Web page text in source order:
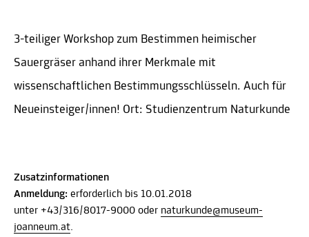
3-teiliger Workshop zum Bestimmen heimischer
Sauergräser anhand ihrer Merkmale mit
wissenschaftlichen Bestimmungsschlüsseln. Auch für
Neueinsteiger/innen! Ort: Studienzentrum Naturkunde
Zusatzinformationen
Anmeldung: erforderlich bis 10.01.2018
unter +43/316/8017-9000 oder naturkunde@museum-
joanneum.at.